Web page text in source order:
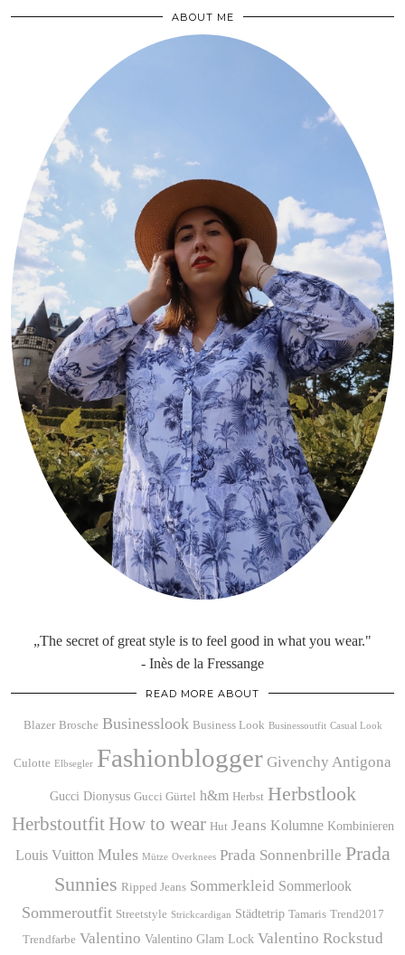
ABOUT ME
„The secret of great style is to feel good in what you wear."
- Inès de la Fressange
READ MORE ABOUT
Blazer Brosche Businesslook Business Look Businessoutfit Casual Look
Culotte Elbsegler Fashionblogger Givenchy Antigona
Gucci Dionysus Gucci Gürtel h&m Herbst Herbstlook
Herbstoutfit How to wear Hut Jeans Kolumne Kombinieren
Louis Vuitton Mules Mütze Overknees Prada Sonnenbrille Prada
Sunnies Ripped Jeans Sommerkleid Sommerlook
Sommeroutfit Streetstyle Strickcardigan Städtetrip Tamaris Trend2017
Trendfarbe Valentino Valentino Glam Lock Valentino Rockstud